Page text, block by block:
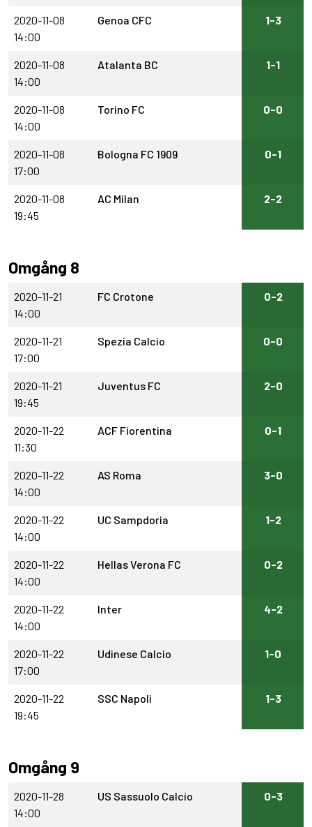
2020-11-08
14:00
Genoa CFC 1-3
2020-11-08
14:00
Atalanta BC 1-1
2020-11-08
14:00
Torino FC 0-0
2020-11-08
17:00
Bologna FC 1909 0-1
2020-11-08
19:45
AC Milan 2-2
Omgång 8
2020-11-21
14:00
FC Crotone 0-2
2020-11-21
17:00
Spezia Calcio 0-0
2020-11-21
19:45
Juventus FC 2-0
2020-11-22
11:30
ACF Fiorentina 0-1
2020-11-22
14:00
AS Roma 3-0
2020-11-22
14:00
UC Sampdoria 1-2
2020-11-22
14:00
Hellas Verona FC 0-2
2020-11-22
14:00
Inter 4-2
2020-11-22
17:00
Udinese Calcio 1-0
2020-11-22
19:45
SSC Napoli 1-3
Omgång 9
2020-11-28
14:00
US Sassuolo Calcio 0-3